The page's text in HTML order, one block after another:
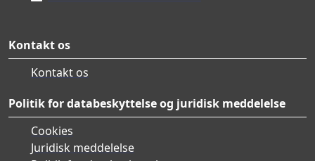
Kontakt os
Kontakt os
Politik for databeskyttelse og juridisk meddelelse
Cookies
Juridisk meddelelse